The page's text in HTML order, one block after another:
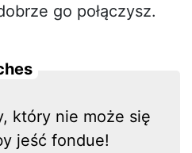
go połączysz.
który nie może się
jeść fondue!